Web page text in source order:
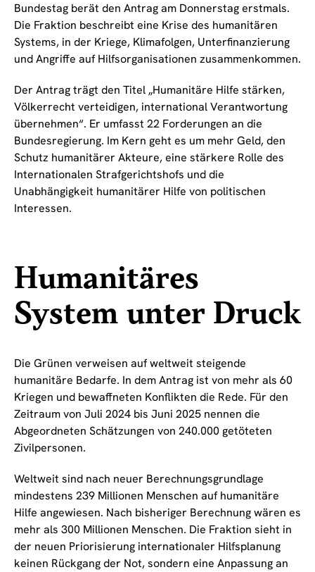
Bundestag berät den Antrag am Donnerstag erstmals.
Die Fraktion beschreibt eine Krise des humanitären
Systems, in der Kriege, Klimafolgen, Unterfinanzierung
und Angriffe auf Hilfsorganisationen zusammenkommen.
Der Antrag trägt den Titel „Humanitäre Hilfe stärken,
Völkerrecht verteidigen, international Verantwortung
übernehmen“. Er umfasst 22 Forderungen an die
Bundesregierung. Im Kern geht es um mehr Geld, den
Schutz humanitärer Akteure, eine stärkere Rolle des
Internationalen Strafgerichtshofs und die
Unabhängigkeit humanitärer Hilfe von politischen
Interessen.
Humanitäres
System unter Druck
Die Grünen verweisen auf weltweit steigende
humanitäre Bedarfe. In dem Antrag ist von mehr als 60
Kriegen und bewaffneten Konflikten die Rede. Für den
Zeitraum von Juli 2024 bis Juni 2025 nennen die
Abgeordneten Schätzungen von 240.000 getöteten
Zivilpersonen.
Weltweit sind nach neuer Berechnungsgrundlage
mindestens 239 Millionen Menschen auf humanitäre
Hilfe angewiesen. Nach bisheriger Berechnung wären es
mehr als 300 Millionen Menschen. Die Fraktion sieht in
der neuen Priorisierung internationaler Hilfsplanung
keinen Rückgang der Not, sondern eine Anpassung an